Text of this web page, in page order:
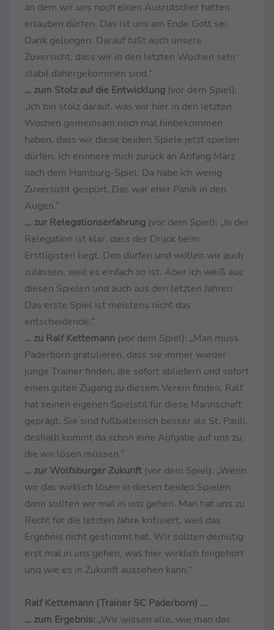
an dem wir uns noch einen Ausrutscher hätten
erlauben dürfen. Das ist uns am Ende Gott sei
Dank gelungen. Darauf fußt auch unsere
Zuversicht, dass wir in den letzten Wochen sehr
stabil dahergekommen sind.“
… zum Stolz auf die Entwicklung (vor dem Spiel):
„Ich bin stolz darauf, was wir hier in den letzten
Wochen gemeinsam noch mal hinbekommen
haben, dass wir diese beiden Spiele jetzt spielen
dürfen. Ich erinnere mich zurück an Anfang März
nach dem Hamburg-Spiel. Da habe ich wenig
Zuversicht gespürt. Das war eher Panik in den
Augen.“
… zur Relegationserfahrung (vor dem Spiel): „In der
Relegation ist klar, dass der Druck beim
Erstligisten liegt. Den dürfen und wollen wir auch
zulassen, weil es einfach so ist. Aber ich weiß aus
diesen Spielen und auch aus den letzten Jahren:
Das erste Spiel ist meistens nicht das
entscheidende.“
… zu Ralf Kettemann (vor dem Spiel): „Man muss
Paderborn gratulieren, dass sie immer wieder
junge Trainer finden, die sofort abliefern und sofort
einen guten Zugang zu diesem Verein finden. Ralf
hat seinen eigenen Spielstil für diese Mannschaft
geprägt. Sie sind fußballerisch besser als St. Pauli,
deshalb kommt da schon eine Aufgabe auf uns zu,
die wir lösen müssen.“
… zur Wolfsburger Zukunft (vor dem Spiel): „Wenn
wir das wirklich lösen in diesen beiden Spielen,
dann sollten wir mal in uns gehen. Man hat uns zu
Recht für die letzten Jahre kritisiert, weil das
Ergebnis nicht gestimmt hat. Wir sollten demütig
erst mal in uns gehen, was hier wirklich hingehört
und wie es in Zukunft aussehen kann.“
Ralf Kettemann (Trainer SC Paderborn) ...
… zum Ergebnis: „Wir wissen alle, wie man das